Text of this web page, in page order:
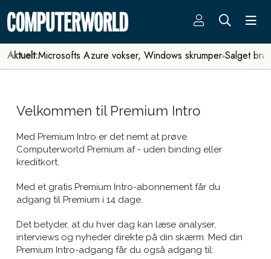
Aktuelt:Microsofts Azure vokser, Windows skrumper Salget
Velkommen til Premium Intro
Med Premium Intro er det nemt at prøve
Computerworld Premium af - uden binding eller
kreditkort.
Med et gratis Premium Intro-abonnement får du
adgang til Premium i 14 dage.
Det betyder, at du hver dag kan læse analyser,
interviews og nyheder direkte på din skærm. Med din
Premium Intro-adgang får du også adgang til: